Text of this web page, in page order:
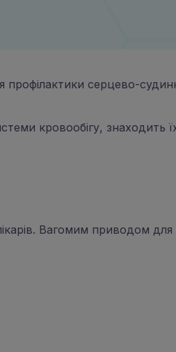
профілактики серцево-
кровообігу, знаходить
Вагомим приводом для